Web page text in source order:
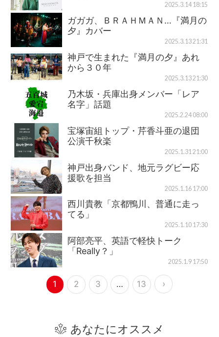
2025.3.14 18:15
ガガガ、ＢＲＡＨＭＡＮ…『満月の
夕』カバー
2025.3.13 21:31
神戸で生まれた『満月の夕』あれ
から３０年
2025.3.13 21:30
乃木坂・兵庫出身メンバー「レア
名字」話題
2025.2.24 08:00
宝塚宙組トップ・芹香斗亜の退団
公演千秋楽
2025.1.31 21:00
神戸出身バンド、地元ラグビー応
援歌を担当
2025.1.16 17:00
西川貴教「京都鴨川、普通に走っ
てる」
2025.1.10 17:30
阿部亮平、英語で軽快トーク
「Really？」
2025.1.9 17:50
1 2 3 … 13 ›
あなたにオススメ